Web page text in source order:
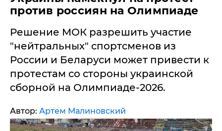
против россиян на Олимпиаде
Решение МОК разрешить участие
"нейтральных" спортсменов из
России и Беларуси может привести к
протестам со стороны украинской
сборной на Олимпиаде-2026.
Автор: Артем Малиновский